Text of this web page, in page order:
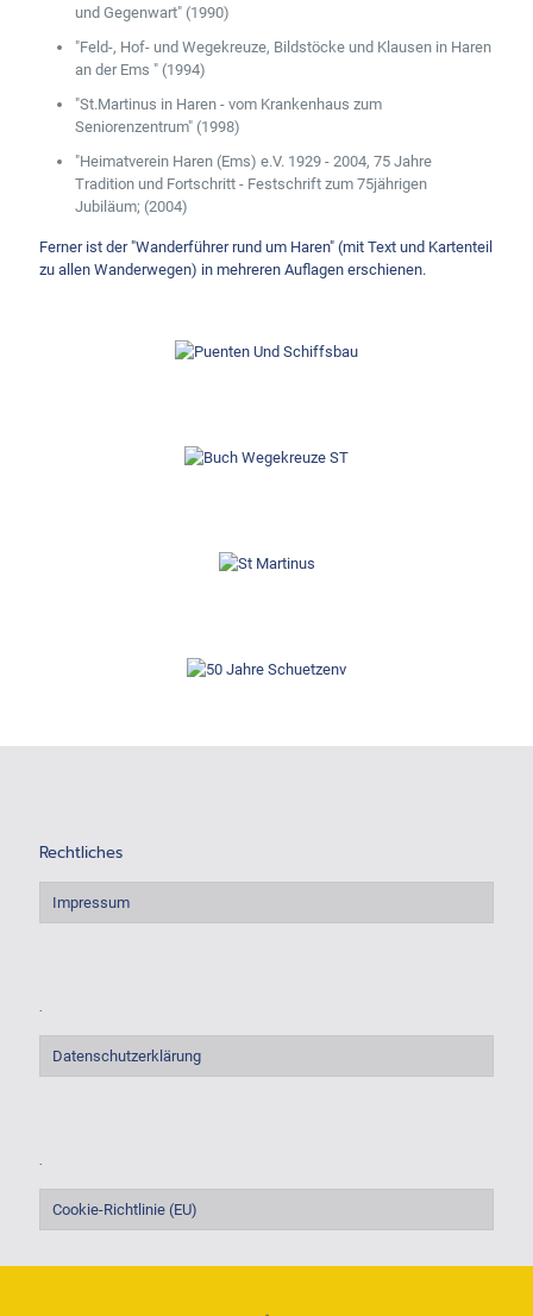
und Gegenwart" (1990)
"Feld-, Hof- und Wegekreuze, Bildstöcke und Klausen in Haren
an der Ems " (1994)
"St.Martinus in Haren - vom Krankenhaus zum
Seniorenzentrum" (1998)
"Heimatverein Haren (Ems) e.V. 1929 - 2004, 75 Jahre
Tradition und Fortschritt - Festschrift zum 75jährigen
Jubiläum; (2004)
Ferner ist der "Wanderführer rund um Haren" (mit Text und Kartenteil
zu allen Wanderwegen) in mehreren Auflagen erschienen.
Rechtliches
Impressum
.
Datenschutzerklärung
.
Cookie-Richtlinie (EU)